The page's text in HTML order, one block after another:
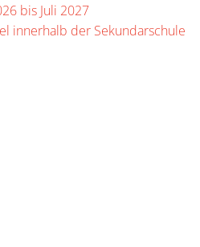
bis Juli 2027
innerhalb der Sekundarschule